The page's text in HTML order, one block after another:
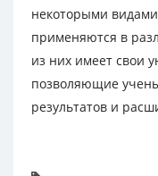
некоторыми
применяются в
из них имеет свои
позволяющие
результатов и